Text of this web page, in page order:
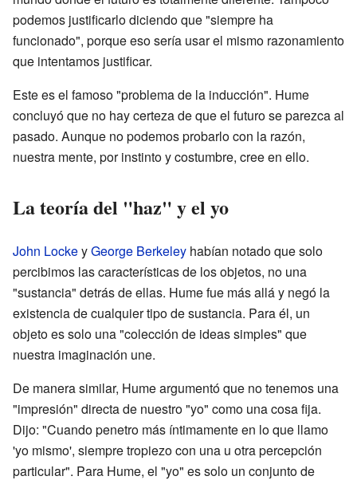
podemos justificarlo diciendo que "siempre ha
funcionado", porque eso sería usar el mismo razonamiento
que intentamos justificar.
Este es el famoso "problema de la inducción". Hume
concluyó que no hay certeza de que el futuro se parezca al
pasado. Aunque no podemos probarlo con la razón,
nuestra mente, por instinto y costumbre, cree en ello.
La teoría del "haz" y el yo
John LockeyGeorge Berkeley habían notado que solo
percibimos las características de los objetos, no una
"sustancia" detrás de ellas. Hume fue más allá y negó la
existencia de cualquier tipo de sustancia. Para él, un
objeto es solo una "colección de ideas simples" que
nuestra imaginación une.
De manera similar, Hume argumentó que no tenemos una
"impresión" directa de nuestro "yo" como una cosa fija.
Dijo: "Cuando penetro más íntimamente en lo que llamo
'yo mismo', siempre tropiezo con una u otra percepción
particular". Para Hume, el "yo" es solo un conjunto de